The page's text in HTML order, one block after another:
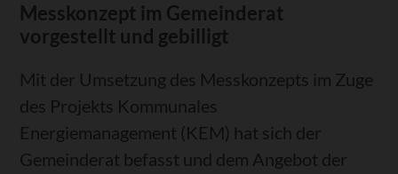
Messkonzept im Gemeinderat
vorgestellt und gebilligt
Mit der Umsetzung des Messkonzepts im Zuge
des Projekts Kommunales
Energiemanagement (KEM) hat sich der
Gemeinderat befasst und dem Angebot der